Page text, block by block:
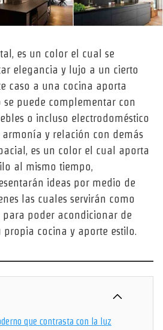
es un color el cual se
elegancia y lujo a un cierto
caso a una cocina aporta
puede complementar con
o incluso electrodoméstico
y relación con demás
es un color el cual aporta
al mismo tiempo,
ideas por medio de
las cuales servirán como
poder acondicionar de
cocina y aporte estilo.
que contrasta con la luz